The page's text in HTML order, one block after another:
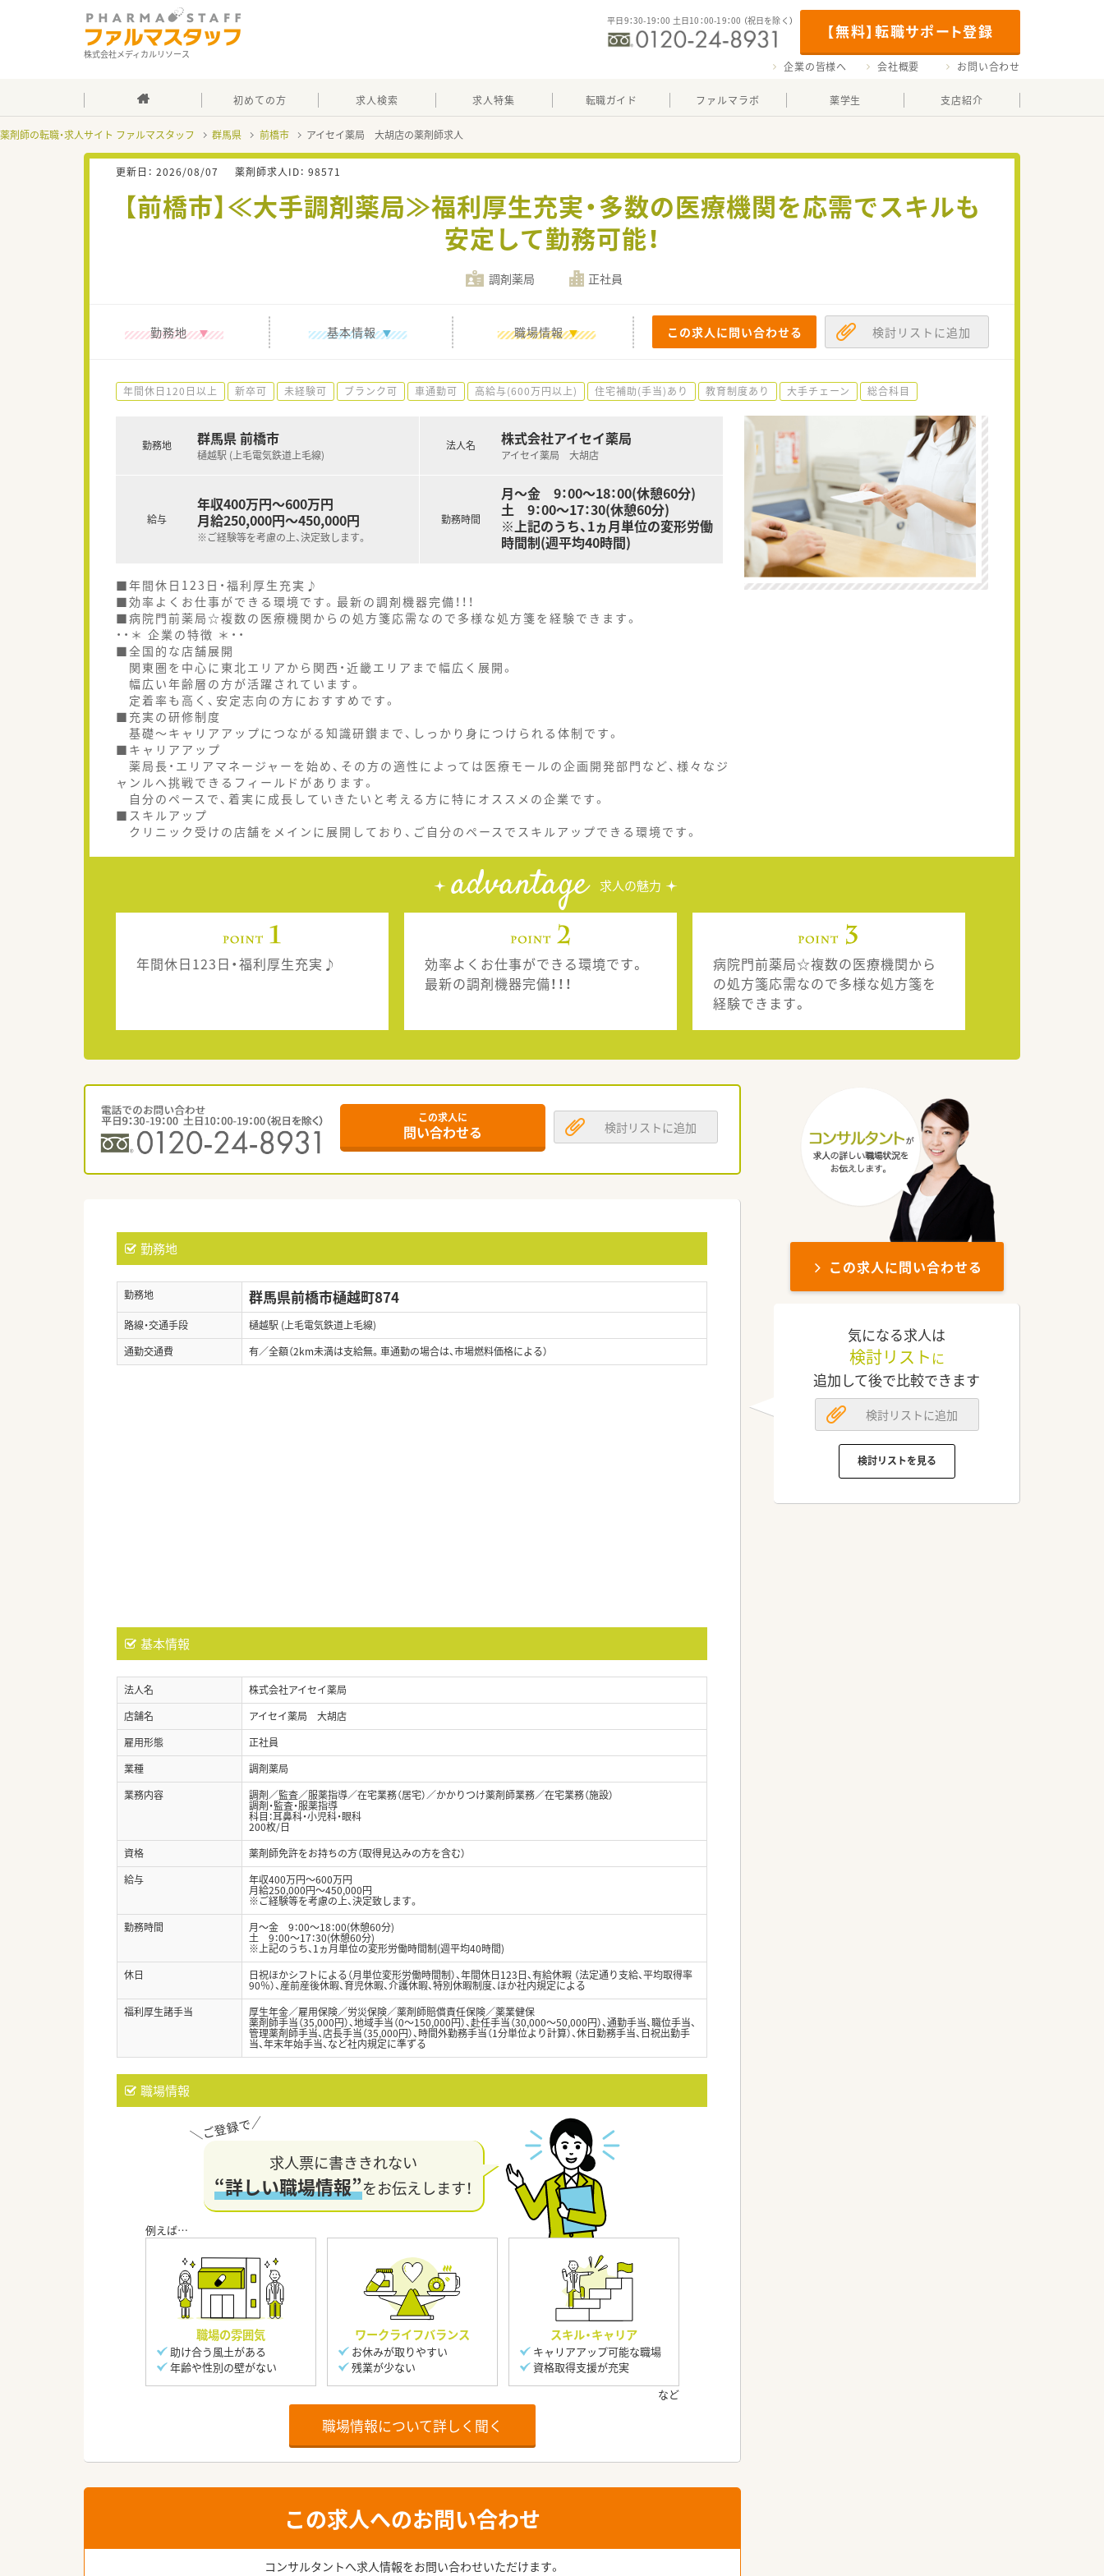
株式会社メディカルリソース
【無料】転職サポート登録
平日9：30-19：00 土日10：00-19：00 （祝日を除く）
企業の皆様へ 会社概要 お問い合わせ
初めての方 求人検索 求人特集 転職ガイド ファルマラボ 薬学生 支店紹介
薬剤師の転職・求人サイト ファルマスタッフ 群馬県 前橋市 アイセイ薬局 大胡店の薬剤師求人
更新日： 2026/08/07 薬剤師求人ID： 98571
【前橋市】≪大手調剤薬局≫福利厚生充実・多数の医療機関を応需でスキルも
安定して勤務可能！
調剤薬局 正社員
勤務地 基本情報 職場情報 この求人に問い合わせる 検討リストに追加
年間休日120日以上 新卒可 未経験可 ブランク可 車通勤可 高給与(600万円以上) 住宅補助(手当)あり 教育制度あり 大手チェーン 総合科目
勤務地 群馬県 前橋市
樋越駅 (上毛電気鉄道上毛線)
給与
年収400万円～600万円
月給250,000円～450,000円
※ご経験等を考慮の上、決定致します。
法人名 株式会社アイセイ薬局
アイセイ薬局 大胡店
勤務時間
月～金 9：00～18：00(休憩60分)
土 9：00～17：30(休憩60分)
※上記のうち、1ヵ月単位の変形労働
時間制(週平均40時間)
■年間休日123日・福利厚生充実♪
■効率よくお仕事ができる環境です。最新の調剤機器完備！！！
■病院門前薬局☆複数の医療機関からの処方箋応需なので多様な処方箋を経験できます。
・・＊ 企業の特徴 ＊・・
■全国的な店舗展開
関東圏を中心に東北エリアから関西・近畿エリアまで幅広く展開。
幅広い年齢層の方が活躍されています。
定着率も高く、安定志向の方におすすめです。
■充実の研修制度
基礎～キャリアアップにつながる知識研鑚まで、しっかり身につけられる体制です。
■キャリアアップ
薬局長・エリアマネージャーを始め、その方の適性によっては医療モールの企画開発部門など、様々なジ
ャンルへ挑戦できるフィールドがあります。
自分のペースで、着実に成長していきたいと考える方に特にオススメの企業です。
■スキルアップ
クリニック受けの店舗をメインに展開しており、ご自分のペースでスキルアップできる環境です。
advantage 求人の魅力
年間休日123日・福利厚生充実♪
効率よくお仕事ができる環境です。
最新の調剤機器完備！！！
病院門前薬局☆複数の医療機関から
の処方箋応需なので多様な処方箋を
経験できます。
この求人に
問い合わせる 検討リストに追加
勤務地
勤務地 群馬県前橋市樋越町874
路線・交通手段
樋越駅 (上毛電気鉄道上毛線)
通勤交通費
有／全額（2km未満は支給無。車通勤の場合は、市場燃料価格による）
基本情報
法人名
株式会社アイセイ薬局
店舗名
アイセイ薬局 大胡店
雇用形態
正社員
業種
調剤薬局
業務内容
調剤／監査／服薬指導／在宅業務（居宅）／かかりつけ薬剤師業務／在宅業務（施設）
調剤・監査・服薬指導
科目：耳鼻科・小児科・眼科
200枚/日
資格
薬剤師免許をお持ちの方（取得見込みの方を含む）
給与
年収400万円～600万円
月給250,000円～450,000円
※ご経験等を考慮の上、決定致します。
勤務時間
月～金 9：00～18：00(休憩60分)
土 9：00～17：30(休憩60分)
※上記のうち、1ヵ月単位の変形労働時間制(週平均40時間)
休日
日祝ほかシフトによる（月単位変形労働時間制）、年間休日123日、有給休暇 （法定通り支給、平均取得率
90％）、産前産後休暇、育児休暇、介護休暇、特別休暇制度、ほか社内規定による
福利厚生諸手当
厚生年金／雇用保険／労災保険／薬剤師賠償責任保険／薬業健保
薬剤師手当（35,000円）、地域手当（0～150,000円）、赴任手当（30,000～50,000円）、通勤手当、職位手当、
管理薬剤師手当、店長手当（35,000円）、時間外勤務手当（1分単位より計算）、休日勤務手当、日祝出勤手
当、年末年始手当、など社内規定に準ずる
職場情報
求人票に書ききれない
“詳しい職場情報”をお伝えします！
職場の雰囲気
助け合う風土がある
年齢や性別の壁がない
ワークライフバランス
お休みが取りやすい
残業が少ない
スキル・キャリア
キャリアアップ可能な職場
資格取得支援が充実
職場情報について詳しく聞く
この求人へのお問い合わせ
コンサルタントへ求人情報をお問い合わせいただけます。
この求人に問い合わせる
気になる求人は
検討リスト に
追加して後で比較できます
検討リストに追加
検討リストを見る